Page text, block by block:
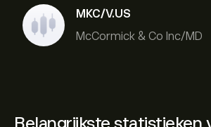
MKC/V.US
McCormick & Co Inc/MD
Belangrijkste statistieken